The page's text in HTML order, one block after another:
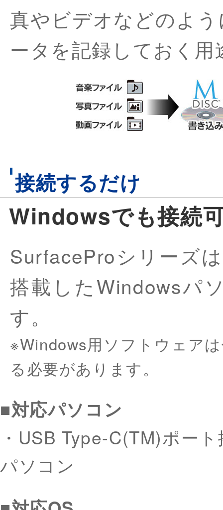
真やビデオなどのよ
ータを記録しておく
接続するだけ
Windowsでも接続
SurfaceProシリーズ
搭載したWindowsパ
す。
※Windows用ソフトウェア
る必要があります。
■対応パソコン
・USB Type-C(TM)ポー
パソコン